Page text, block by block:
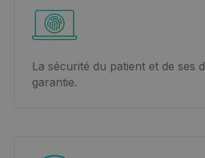
La sécurité du patient et de ses
garantie.